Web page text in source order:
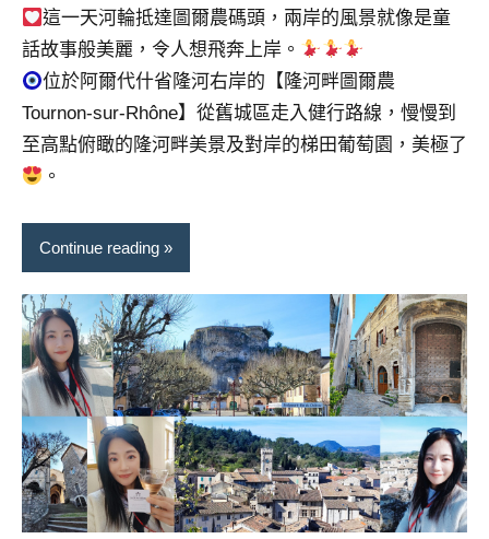
學
校
企
業
座、
部
遊
雜
誌
專
欄、
觀
光
局
合
這一天河輪抵達圖爾農碼頭，兩岸的風景就像是童
話故事般美麗，令人想飛奔上岸。
位於阿爾代什省隆河右岸的【隆河畔圖爾農
Tournon-sur-Rhône】從舊城區走入健行路線，慢慢到
至高點俯瞰的隆河畔美景及對岸的梯田葡萄園，美極了
。
Continue reading